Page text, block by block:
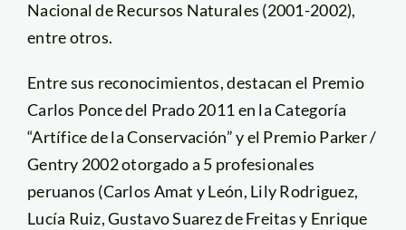
Nacional de Recursos Naturales (2001-2002),
entre otros.
Entre sus reconocimientos, destacan el Premio
Carlos Ponce del Prado 2011 en la Categoría
“Artífice de la Conservación” y el Premio Parker /
Gentry 2002 otorgado a 5 profesionales
peruanos (Carlos Amat y León, Lily Rodriguez,
Lucía Ruiz, Gustavo Suarez de Freitas y Enrique